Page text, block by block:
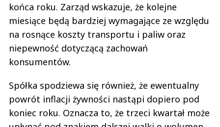
końca roku. Zarząd wskazuje, że kolejne
miesiące będą bardziej wymagające ze względu
na rosnące koszty transportu i paliw oraz
niepewność dotyczącą zachowań
konsumentów.
Spółka spodziewa się również, że ewentualny
powrót inflacji żywności nastąpi dopiero pod
koniec roku. Oznacza to, że trzeci kwartał może